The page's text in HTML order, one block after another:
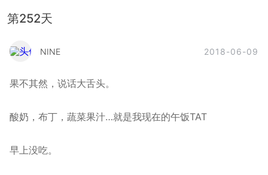
第252天
NINE 2018-06-09
果不其然，说话大舌头。
酸奶，布丁，蔬菜果汁…就是我现在的午饭TAT
早上没吃。